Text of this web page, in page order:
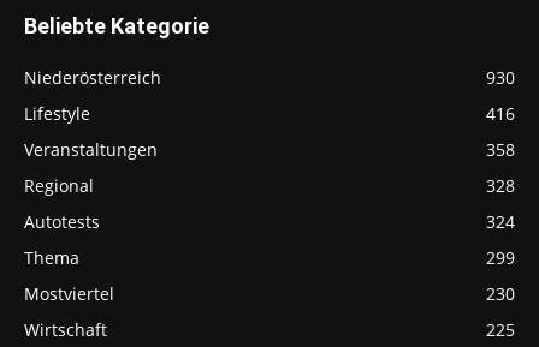
Beliebte Kategorie
Niederösterreich
930
Lifestyle
416
Veranstaltungen
358
Regional
328
Autotests
324
Thema
299
Mostviertel
230
Wirtschaft
225